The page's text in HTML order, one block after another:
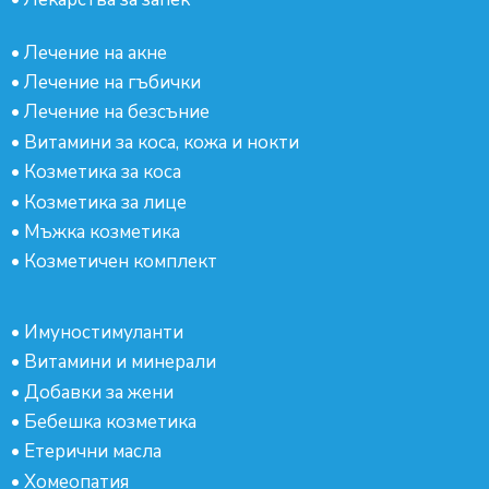
• Лечение на акне
• Лечение на гъбички
• Лечение на безсъние
• Витамини за коса, кожа и нокти
• Козметика за коса
• Козметика за лице
• Мъжка козметика
• Козметичен комплект
• Имуностимуланти
• Витамини и минерали
• Добавки за жени
• Бебешка козметика
• Етерични масла
• Хомеопатия